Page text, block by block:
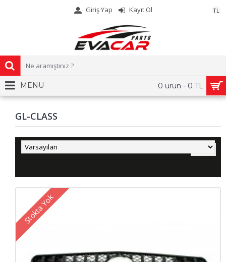
TL
Giriş Yap Kayıt Ol
0 ürün - 0 TL
MENU
GL-CLASS
Stokta Yok